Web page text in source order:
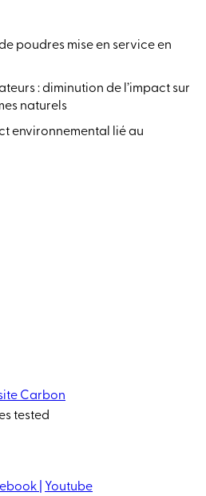
poudres mise en service en
: diminution de l’impact sur
naturels
environnemental lié au
Carbon
tested
| Youtube